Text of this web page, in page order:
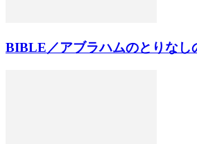
BIBLE／アブラハムのとりなし